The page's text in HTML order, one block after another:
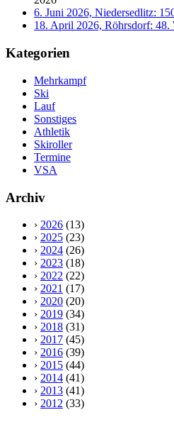
6. Juni 2026, Niedersedlitz:
18. April 2026, Röhrsdorf: 48.
Kategorien
Mehrkampf
Ski
Lauf
Sonstiges
Athletik
Skiroller
Termine
VSA
Archiv
› 2026 (13)
› 2025 (23)
› 2024 (26)
› 2023 (18)
› 2022 (22)
› 2021 (17)
› 2020 (20)
› 2019 (34)
› 2018 (31)
› 2017 (45)
› 2016 (39)
› 2015 (44)
› 2014 (41)
› 2013 (41)
› 2012 (33)